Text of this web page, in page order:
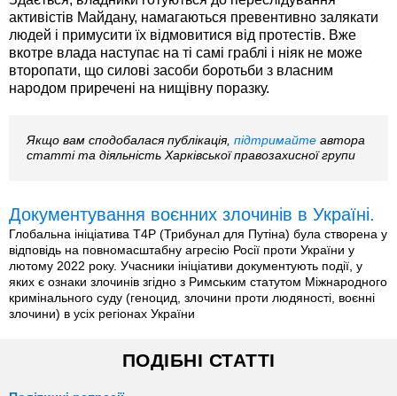
активістів Майдану, намагаються превентивно залякати
людей і примусити їх відмовитися від протестів. Вже
вкотре влада наступає на ті самі граблі і ніяк не може
второпати, що силові засоби боротьби з власним
народом приречені на нищівну поразку.
Якщо вам сподобалася публікація, підтримайте автора
статті та діяльність Харківської правозахисної групи
Документування воєнних злочинів в Україні.
Глобальна ініціатива T4P (Трибунал для Путіна) була створена у
відповідь на повномасштабну агресію Росії проти України у
лютому 2022 року. Учасники ініціативи документують події, у
яких є ознаки злочинів згідно з Римським статутом Міжнародного
кримінального суду (геноцид, злочини проти людяності, воєнні
злочини) в усіх регіонах України
ПОДІБНІ СТАТТІ